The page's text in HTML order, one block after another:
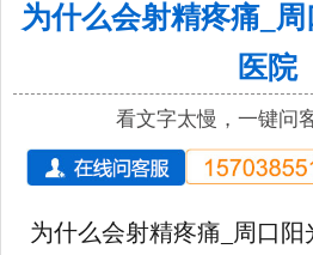
为什么会射精疼痛_
医院
看文字太慢，一键问
为什么会射精疼痛_周口阳